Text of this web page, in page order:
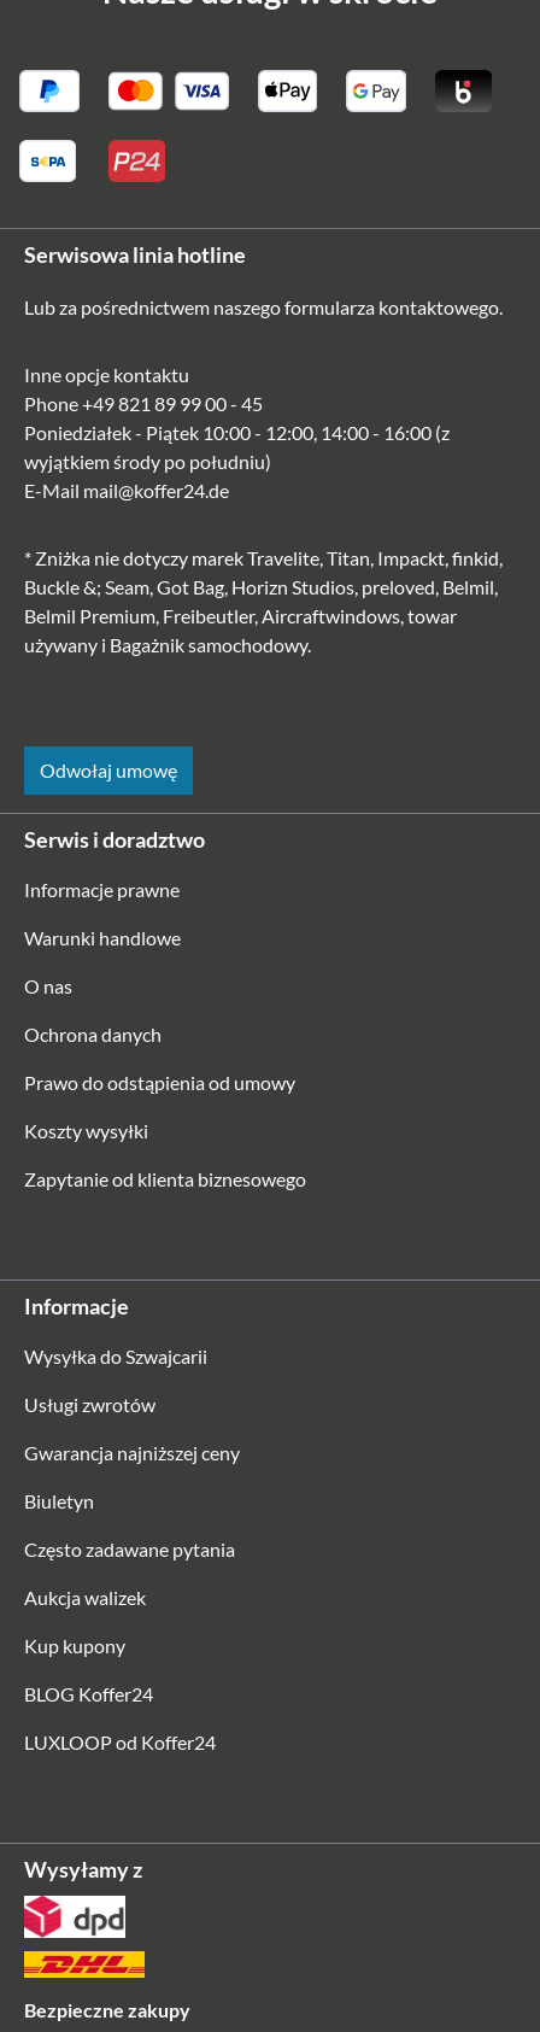
Serwisowa linia hotline
Lub za pośrednictwem naszegoformularza kontaktowego.
Inne opcje kontaktu
Phone+49 821 89 99 00 - 45
Poniedziałek - Piątek 10:00 - 12:00, 14:00 - 16:00 (z
wyjątkiem środy po południu)
E-Mail mail@koffer24.de
* Zniżka nie dotyczy marek Travelite, Titan, Impackt, finkid,
Buckle &; Seam, Got Bag, Horizn Studios, preloved, Belmil,
Belmil Premium, Freibeutler, Aircraftwindows, towar
używany i Bagażnik samochodowy.
Odwołaj umowę
Serwis i doradztwo
Informacje prawne
Warunki handlowe
O nas
Ochrona danych
Prawo do odstąpienia od umowy
Koszty wysyłki
Zapytanie od klienta biznesowego
Informacje
Wysyłka do Szwajcarii
Usługi zwrotów
Gwarancja najniższej ceny
Biuletyn
Często zadawane pytania
Aukcja walizek
Kup kupony
BLOG Koffer24
LUXLOOP od Koffer24
Wysyłamy z
Bezpieczne zakupy